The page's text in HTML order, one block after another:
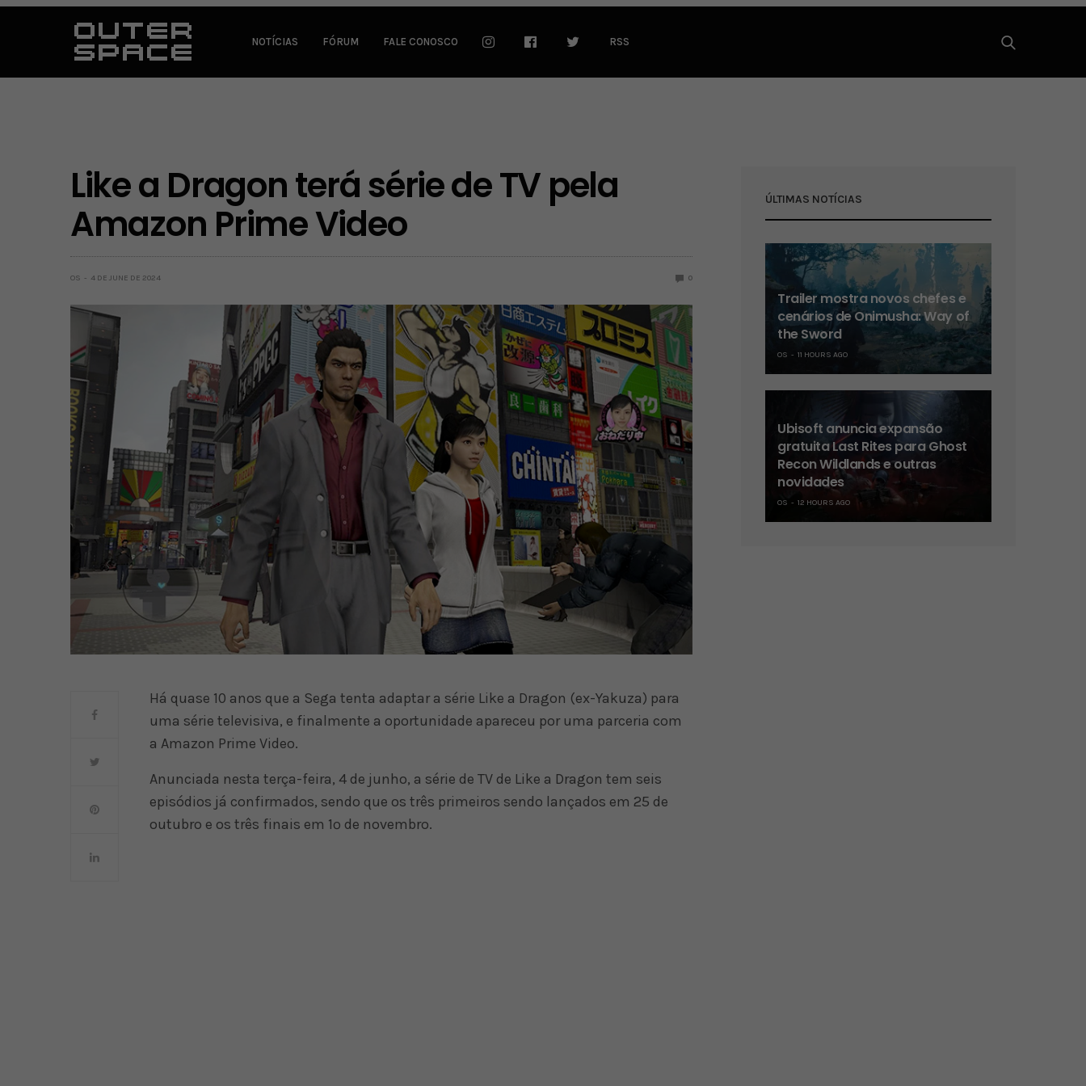
NOTÍCIAS FÓRUM FALE CONOSCO RSS
Like a Dragon terá série de TV pela
Amazon Prime Video
OS 4 DE JUNE DE 2024 0
Há quase 10 anos que a Sega tenta adaptar a série Like a Dragon (ex-Yakuza) para
uma série televisiva, e finalmente a oportunidade apareceu por uma parceria com
a Amazon Prime Video.
Anunciada nesta terça-feira, 4 de junho, a série de TV de Like a Dragon tem seis
episódios já confirmados, sendo que os três primeiros sendo lançados em 25 de
outubro e os três finais em 1º de novembro.
ÚLTIMAS NOTÍCIAS
Trailer mostra novos chefes e
cenários de Onimusha: Way of
the Sword
OS 11 HOURS AGO
Ubisoft anuncia expansão
gratuita Last Rites para Ghost
Recon Wildlands e outras
novidades
OS 12 HOURS AGO